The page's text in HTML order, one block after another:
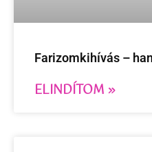
Farizomkihívás –
ELINDÍTOM »